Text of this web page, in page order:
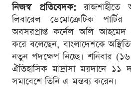
নিজস্ব প্রতিবেদক:রাজশাহীতে
লিবারেল ডেমোক্রেটিক
অবসরপ্রাপ্ত কর্নেল অলি
করে বলেছেন, বাংলাদেশকে
নতুন পদক্ষেপ নিচ্ছে। শনিবার
ঐতিহাসিক মাদ্রাসা ময়দানে
সমাবেশে তিনি এ মন্তব্য করেন।